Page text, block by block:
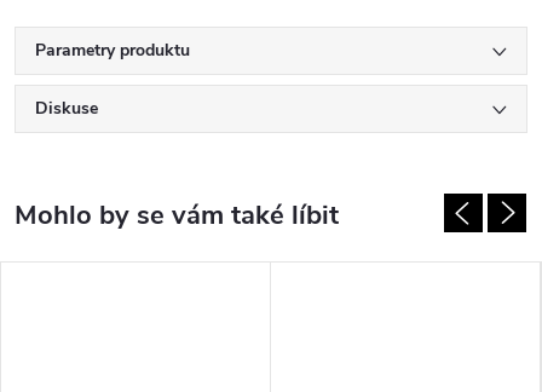
Parametry produktu
Diskuse